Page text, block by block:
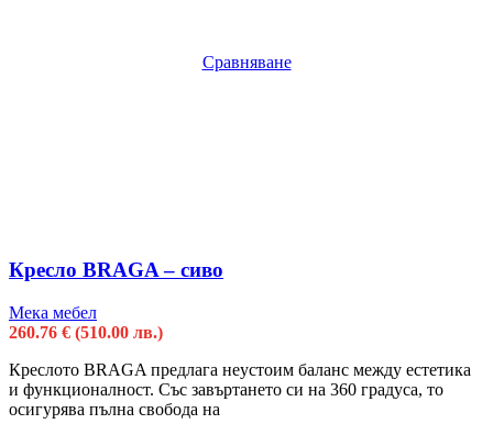
Сравняване
Кресло BRAGA – сиво
Мека мебел
260.76 € (510.00 лв.)
Креслото BRAGA предлага неустоим баланс между естетика
и функционалност. Със завъртането си на 360 градуса, то
осигурява пълна свобода на